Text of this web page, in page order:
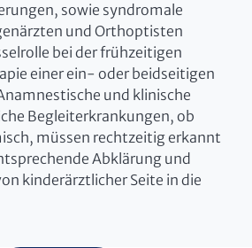
sowie syndromale
und Orthoptisten
bei der frühzeitigen
einer ein- oder beidseitigen
und klinische
Begleiterkrankungen, ob
müssen rechtzeitig erkannt
Abklärung und
kinderärztlicher Seite in die